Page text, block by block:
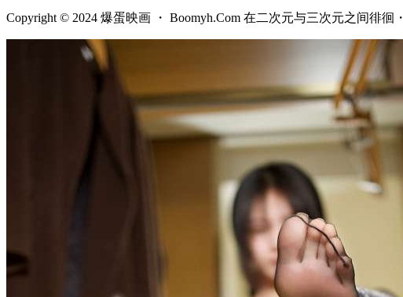
Copyright © 2024 爆蛋映画 ・ Boomyh.Com 在二次元与三次元之间徘徊・